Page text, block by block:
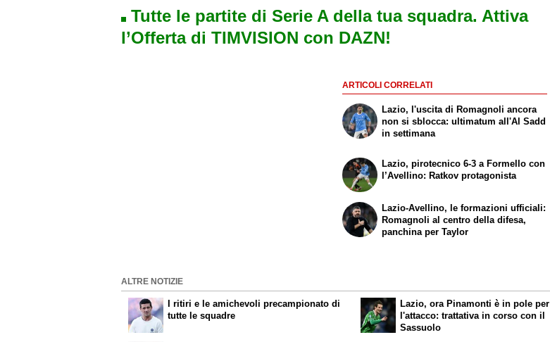
Tutte le partite di Serie A della tua squadra. Attiva
l’Offerta di TIMVISION con DAZN!
ARTICOLI CORRELATI
Lazio, l'uscita di Romagnoli ancora
non si sblocca: ultimatum all'Al Sadd
in settimana
Lazio, pirotecnico 6-3 a Formello con
l’Avellino: Ratkov protagonista
Lazio-Avellino, le formazioni ufficiali:
Romagnoli al centro della difesa,
panchina per Taylor
ALTRE NOTIZIE
I ritiri e le amichevoli precampionato di
tutte le squadre
Lazio, ora Pinamonti è in pole per
l'attacco: trattativa in corso con il
Sassuolo